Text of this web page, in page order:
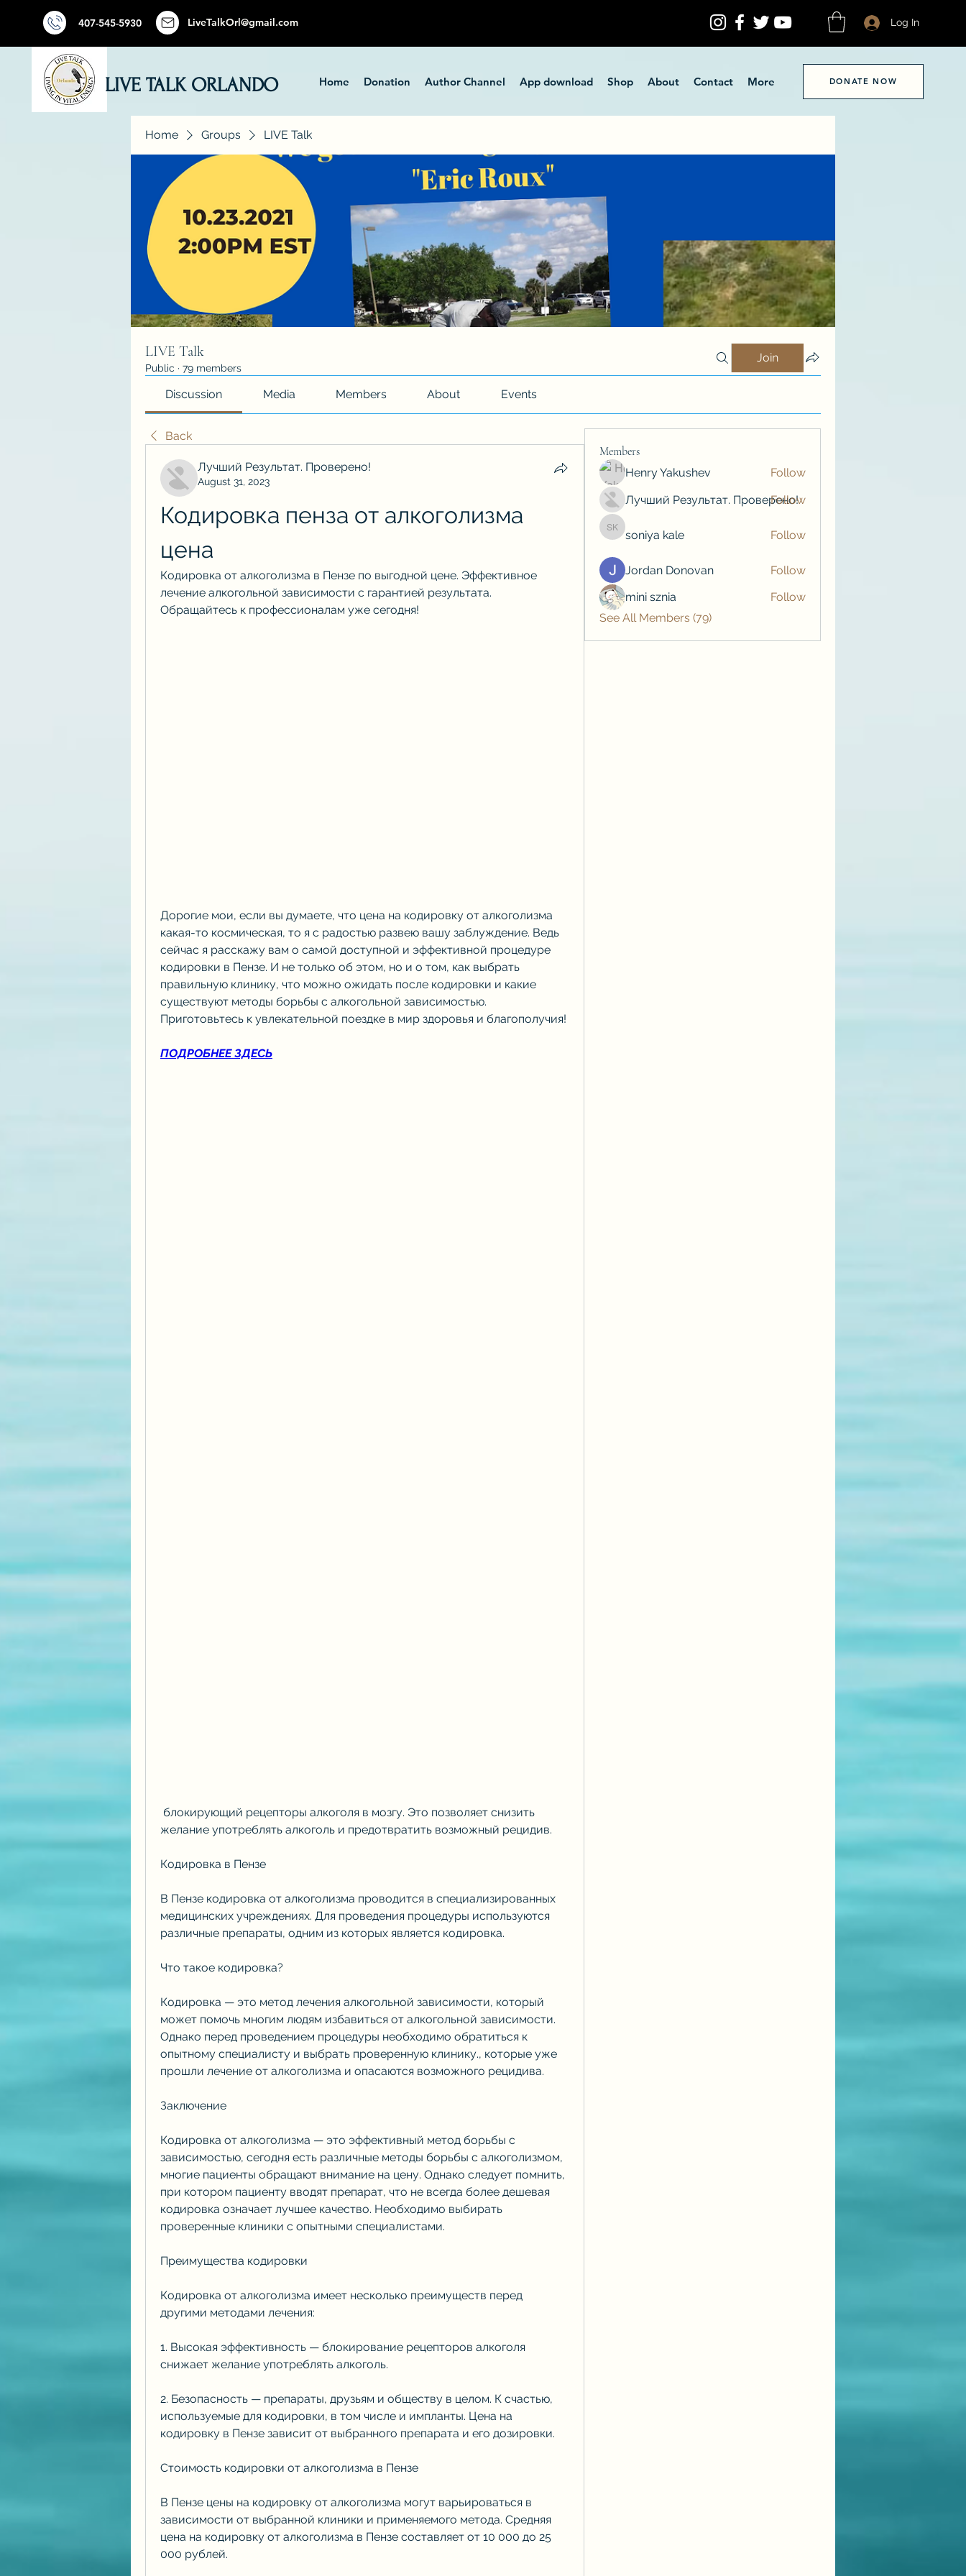
407-545-5930 LiveTalkOrl@gmail.com Log In
LIVE TALK ORLANDO Home Donation Author Channel App download Shop About Contact More DONATE NOW
Home Groups LIVE Talk
LIVE Talk
Public · 79 members
Join
Discussion Media Members About Events
Back
Лучший Результат. Проверено!
August 31, 2023
Кодировка пенза от алкоголизма
цена
Кодировка от алкоголизма в Пензе по выгодной цене. Эффективное
лечение алкогольной зависимости с гарантией результата.
Обращайтесь к профессионалам уже сегодня!
Дорогие мои, если вы думаете, что цена на кодировку от алкоголизма
какая-то космическая, то я с радостью развею вашу заблуждение. Ведь
сейчас я расскажу вам о самой доступной и эффективной процедуре
кодировки в Пензе. И не только об этом, но и о том, как выбрать
правильную клинику, что можно ожидать после кодировки и какие
существуют методы борьбы с алкогольной зависимостью.
Приготовьтесь к увлекательной поездке в мир здоровья и благополучия!
ПОДРОБНЕЕ ЗДЕСЬ
желание употреблять алкоголь и предотвратить возможный рецидив.
Кодировка в Пензе
В Пензе кодировка от алкоголизма проводится в специализированных
медицинских учреждениях. Для проведения процедуры используются
различные препараты, одним из которых является кодировка.
Что такое кодировка?
Кодировка — это метод лечения алкогольной зависимости, который
может помочь многим людям избавиться от алкогольной зависимости.
Однако перед проведением процедуры необходимо обратиться к
опытному специалисту и выбрать проверенную клинику., которые уже
прошли лечение от алкоголизма и опасаются возможного рецидива.
Заключение
Кодировка от алкоголизма — это эффективный метод борьбы с
зависимостью, сегодня есть различные методы борьбы с алкоголизмом,
многие пациенты обращают внимание на цену. Однако следует помнить,
при котором пациенту вводят препарат, что не всегда более дешевая
кодировка означает лучшее качество. Необходимо выбирать
проверенные клиники с опытными специалистами.
Преимущества кодировки
Кодировка от алкоголизма имеет несколько преимуществ перед
другими методами лечения:
1. Высокая эффективность — блокирование рецепторов алкоголя
снижает желание употреблять алкоголь.
2. Безопасность — препараты, друзьям и обществу в целом. К счастью,
используемые для кодировки, в том числе и импланты. Цена на
кодировку в Пензе зависит от выбранного препарата и его дозировки.
Стоимость кодировки от алкоголизма в Пензе
В Пензе цены на кодировку от алкоголизма могут варьироваться в
зависимости от выбранной клиники и применяемого метода. Средняя
цена на кодировку от алкоголизма в Пензе составляет от 10 000 до 25
000 рублей.
Members
Henry Yakushev
Follow
Лучший Результат. Проверено!
Follow
soniya kale
soniya kale Follow
Jordan Donovan
Follow
mini sznia
Follow
See All Members (79)